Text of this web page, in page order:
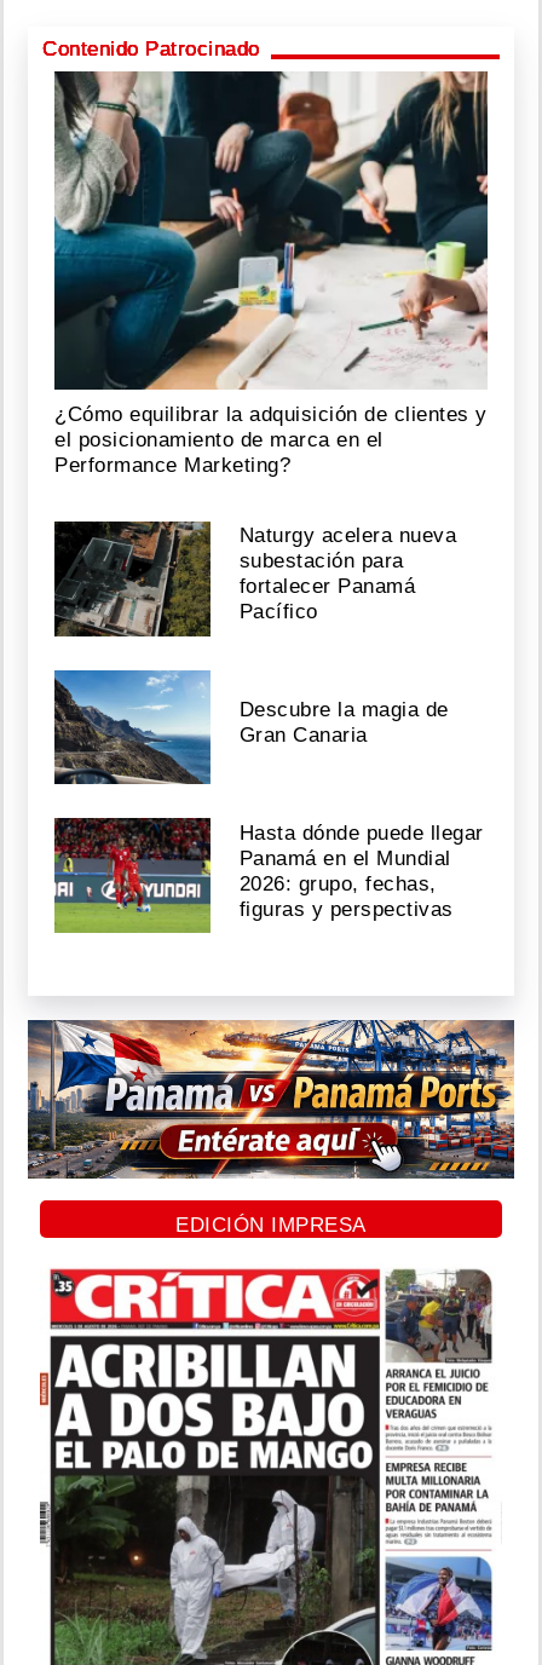
Contenido Patrocinado
¿Cómo equilibrar la adquisición de clientes y
el posicionamiento de marca en el
Performance Marketing?
Naturgy acelera nueva
subestación para
fortalecer Panamá
Pacífico
Descubre la magia de
Gran Canaria
Hasta dónde puede llegar
Panamá en el Mundial
2026: grupo, fechas,
figuras y perspectivas
EDICIÓN IMPRESA